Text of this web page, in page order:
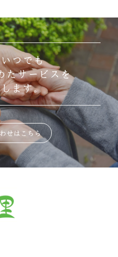
つでも
たサービスを
ます。
せはこちら